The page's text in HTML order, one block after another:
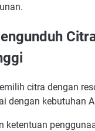
citra dengan
dengan kebutuhan
ketentuan